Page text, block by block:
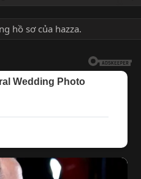
hồ sơ của hazza.